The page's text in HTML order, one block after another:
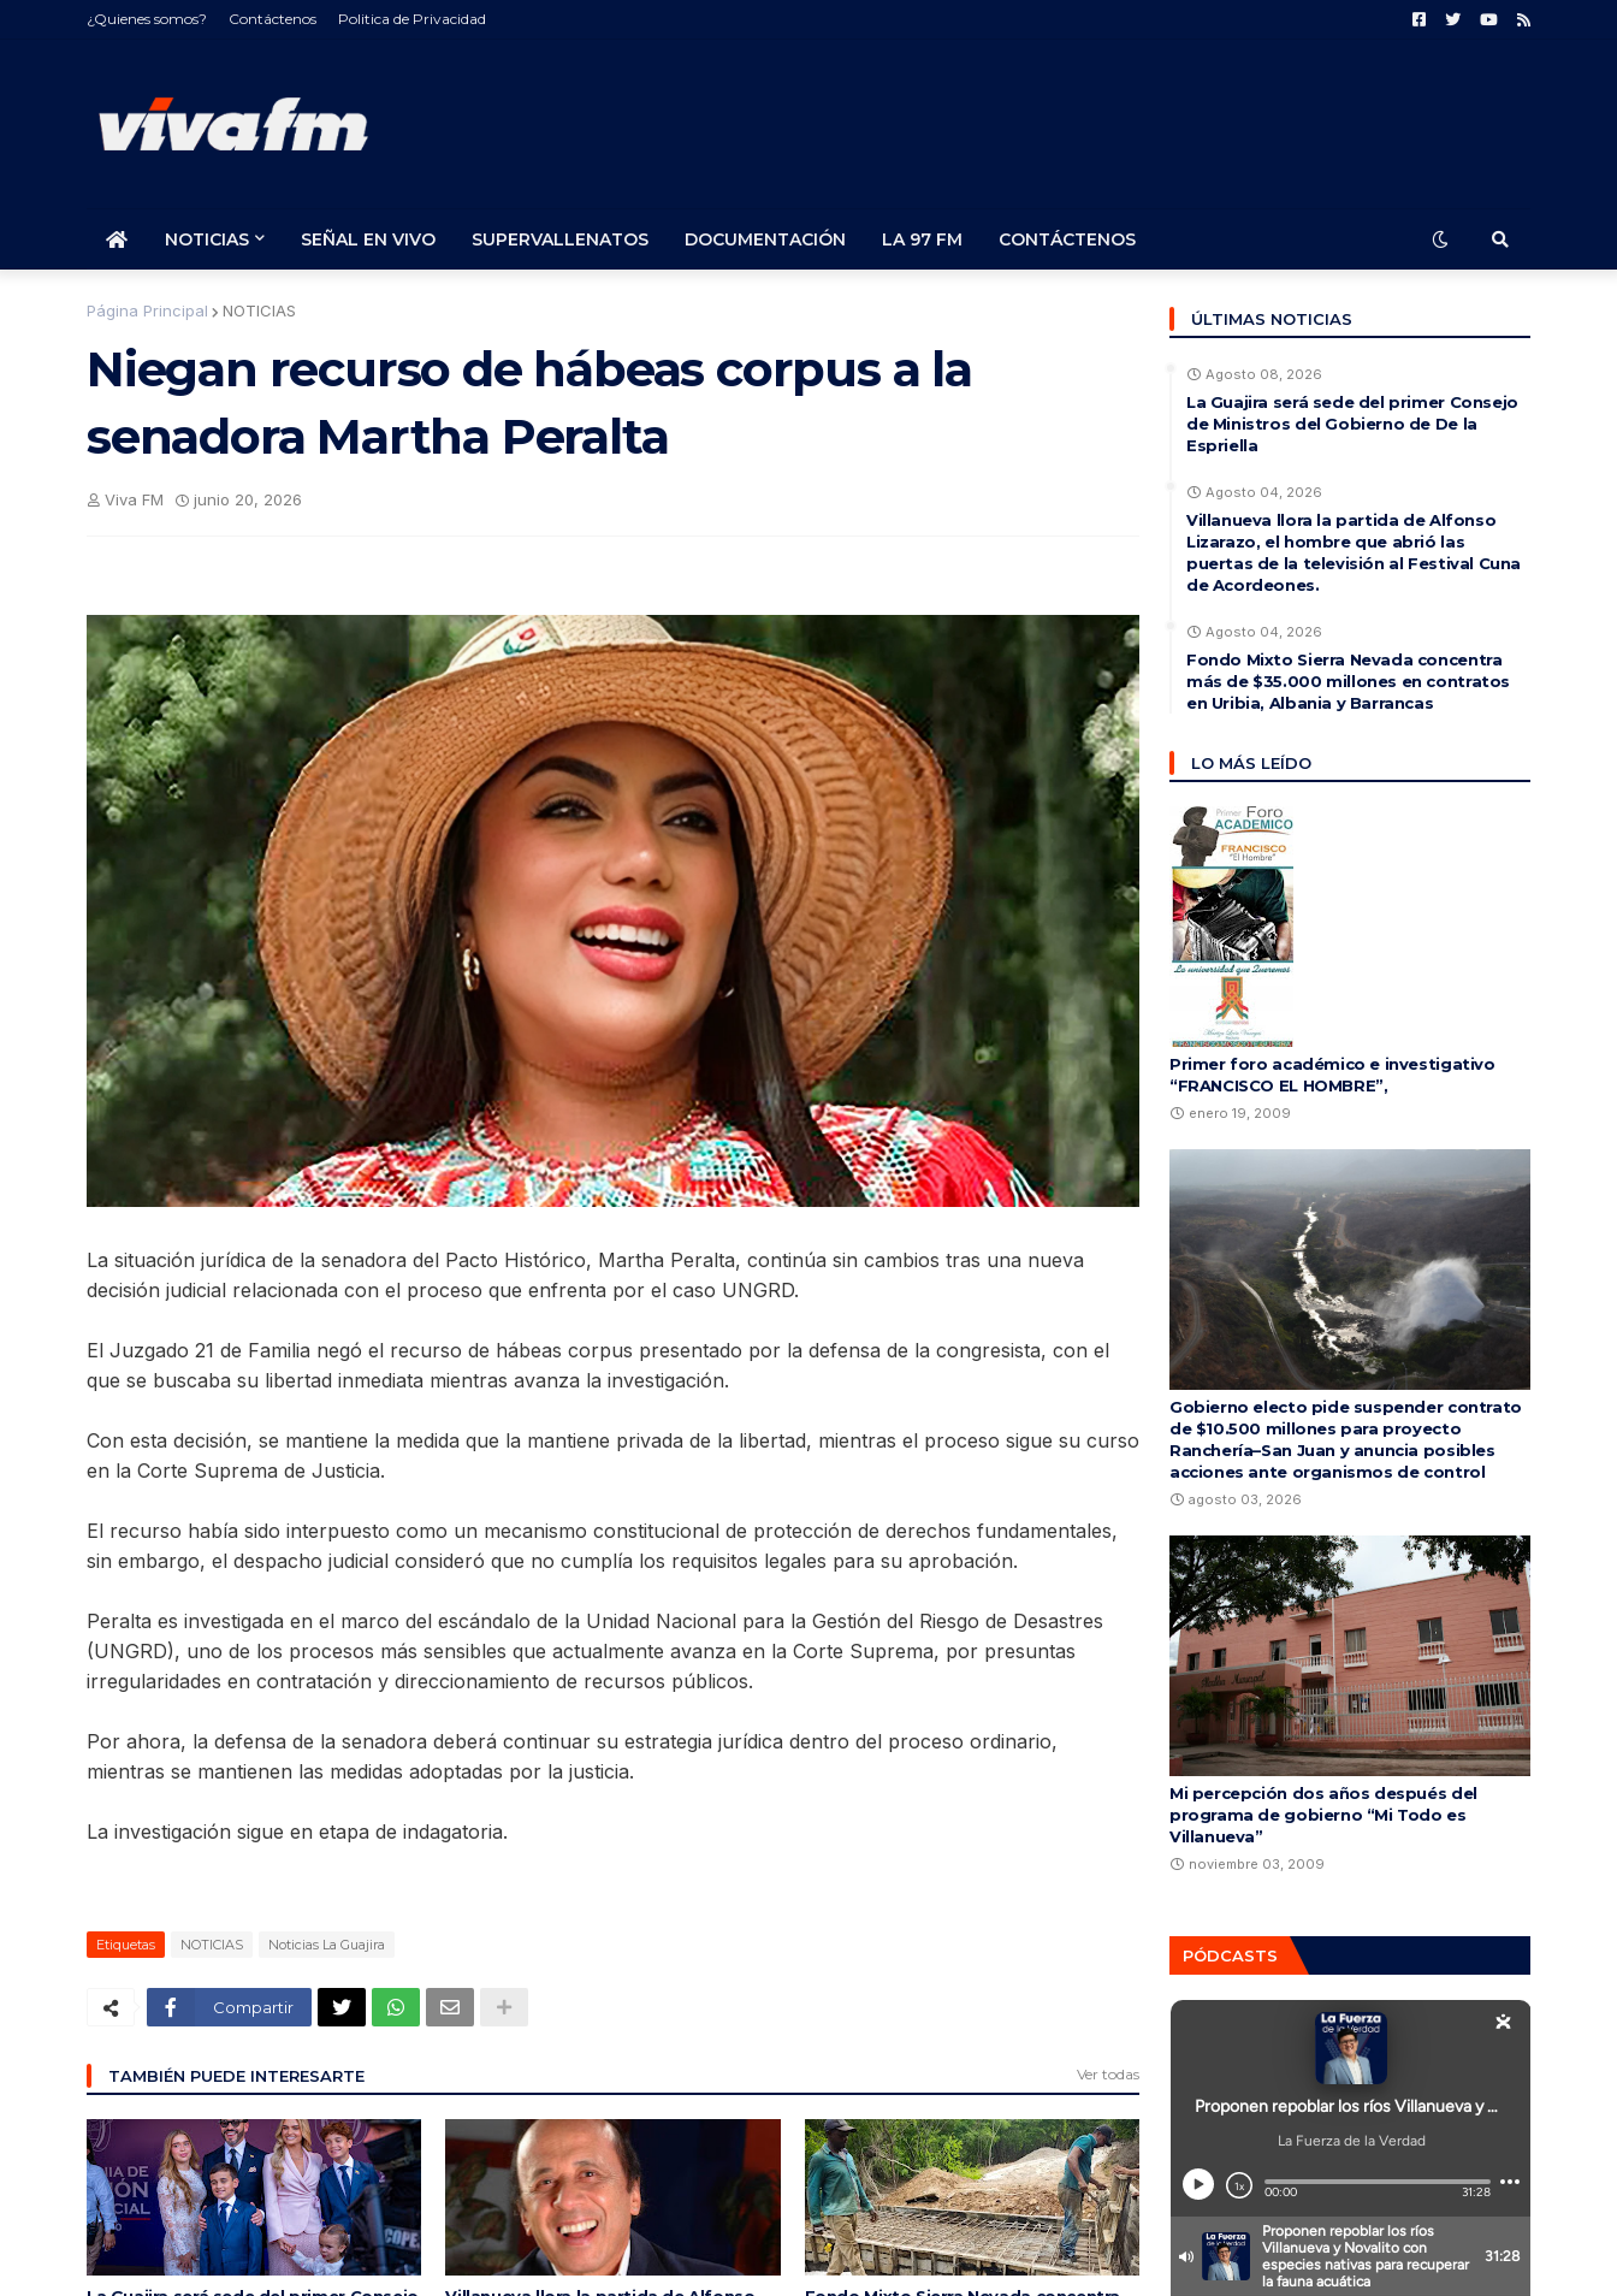
¿Quienes somos? Contáctenos Politica de Privacidad
NOTICIAS SEÑAL EN VIVO SUPERVALLENATOS DOCUMENTACIÓN LA 97 FM CONTÁCTENOS
Página Principal NOTICIAS
Niegan recurso de hábeas corpus a la
senadora Martha Peralta
Viva FM junio 20, 2026
La situación jurídica de la senadora del Pacto Histórico, Martha Peralta, continúa sin cambios tras una nueva
decisión judicial relacionada con el proceso que enfrenta por el caso UNGRD.
El Juzgado 21 de Familia negó el recurso de hábeas corpus presentado por la defensa de la congresista, con el
que se buscaba su libertad inmediata mientras avanza la investigación.
Con esta decisión, se mantiene la medida que la mantiene privada de la libertad, mientras el proceso sigue su curso
en la Corte Suprema de Justicia.
El recurso había sido interpuesto como un mecanismo constitucional de protección de derechos fundamentales,
sin embargo, el despacho judicial consideró que no cumplía los requisitos legales para su aprobación.
Peralta es investigada en el marco del escándalo de la Unidad Nacional para la Gestión del Riesgo de Desastres
(UNGRD), uno de los procesos más sensibles que actualmente avanza en la Corte Suprema, por presuntas
irregularidades en contratación y direccionamiento de recursos públicos.
Por ahora, la defensa de la senadora deberá continuar su estrategia jurídica dentro del proceso ordinario,
mientras se mantienen las medidas adoptadas por la justicia.
La investigación sigue en etapa de indagatoria.
Etiquetas NOTICIAS Noticias La Guajira
Compartir
TAMBIÉN PUEDE INTERESARTE Ver todas
ÚLTIMAS NOTICIAS
Agosto 08, 2026
La Guajira será sede del primer Consejo
de Ministros del Gobierno de De la
Espriella
Agosto 04, 2026
Villanueva llora la partida de Alfonso
Lizarazo, el hombre que abrió las
puertas de la televisión al Festival Cuna
de Acordeones.
Agosto 04, 2026
Fondo Mixto Sierra Nevada concentra
más de $35.000 millones en contratos
en Uribia, Albania y Barrancas
LO MÁS LEÍDO
Primer foro académico e investigativo
“FRANCISCO EL HOMBRE”,
enero 19, 2009
Gobierno electo pide suspender contrato
de $10.500 millones para proyecto
Ranchería–San Juan y anuncia posibles
acciones ante organismos de control
agosto 03, 2026
Mi percepción dos años después del
programa de gobierno “Mi Todo es
Villanueva”
noviembre 03, 2009
PÓDCASTS